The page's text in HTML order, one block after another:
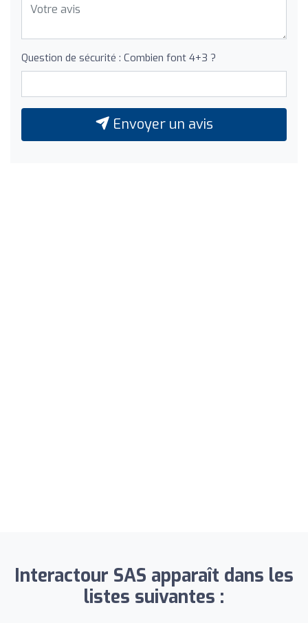
Question de sécurité : Combien font 4+3 ?
Envoyer un avis
Interactour SAS apparaît dans les
listes suivantes :